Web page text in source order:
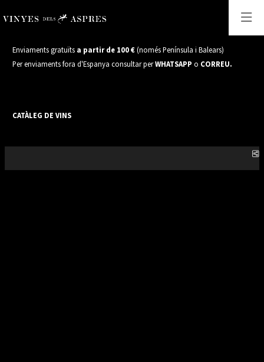
Enviaments gratuïts a partir de 100 €(només Península i Balears)
Per enviaments fora d'Espanya consultar perWHATSAPP o CORREU.
CATÀLEG DE VINS